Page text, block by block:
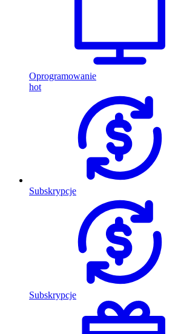
Oprogramowanie
hot
Subskrypcje
Subskrypcje